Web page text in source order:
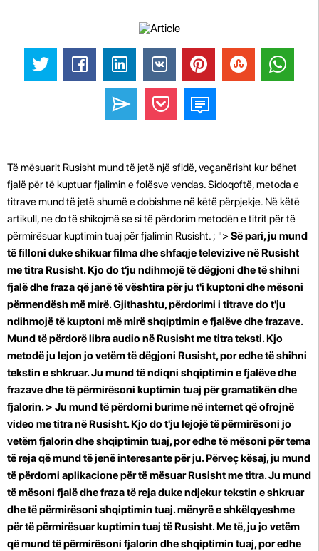
Të mësuarit Rusisht mund të jetë një sfidë, veçanërisht kur bëhet
fjalë për të kuptuar fjalimin e folësve vendas. Sidoqoftë, metoda e
titrave mund të jetë shumë e dobishme në këtë përpjekje. Në këtë
artikull, ne do të shikojmë se si të përdorim metodën e titrit për të
përmirësuar kuptimin tuaj për fjalimin Rusisht. ; "> Së pari, ju mund
të filloni duke shikuar filma dhe shfaqje televizive në Rusisht
me titra Rusisht. Kjo do t'ju ndihmojë të dëgjoni dhe të shihni
fjalë dhe fraza që janë të vështira për ju t'i kuptoni dhe mësoni
përmendësh më mirë. Gjithashtu, përdorimi i titrave do t'ju
ndihmojë të kuptoni më mirë shqiptimin e fjalëve dhe frazave.
Mund të përdorë libra audio në Rusisht me titra teksti. Kjo
metodë ju lejon jo vetëm të dëgjoni Rusisht, por edhe të shihni
tekstin e shkruar. Ju mund të ndiqni shqiptimin e fjalëve dhe
frazave dhe të përmirësoni kuptimin tuaj për gramatikën dhe
fjalorin. > Ju mund të përdorni burime në internet që ofrojnë
video me titra në Rusisht. Kjo do t'ju lejojë të përmirësoni jo
vetëm fjalorin dhe shqiptimin tuaj, por edhe të mësoni për tema
të reja që mund të jenë interesante për ju. Përveç kësaj, ju mund
të përdorni aplikacione për të mësuar Rusisht me titra. Ju mund
të mësoni fjalë dhe fraza të reja duke ndjekur tekstin e shkruar
dhe të përmirësoni shqiptimin tuaj. mënyrë e shkëlqyeshme
për të përmirësuar kuptimin tuaj të Rusisht. Me të, ju jo vetëm
që mund të përmirësoni fjalorin dhe shqiptimin tuaj, por edhe